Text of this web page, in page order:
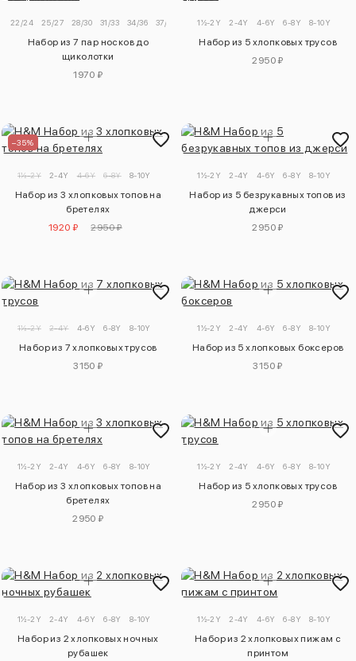
22/24 25/27 28/30 31/33 34/36 37/39
Набор из 7 пар носков до
щиколотки
1970 ₽
1½-2Y 2-4Y 4-6Y 6-8Y 8-10Y
Набор из 5 хлопковых трусов
2950 ₽
–35%
1½-2Y 2-4Y 4-6Y 6-8Y 8-10Y
Набор из 3 хлопковых топов на
бретелях
1920 ₽
2950 ₽
1½-2Y 2-4Y 4-6Y 6-8Y 8-10Y
Набор из 5 безрукавных топов из
джерси
2950 ₽
1½-2Y 2-4Y 4-6Y 6-8Y 8-10Y
Набор из 7 хлопковых трусов
3150 ₽
1½-2Y 2-4Y 4-6Y 6-8Y 8-10Y
Набор из 5 хлопковых боксеров
3150 ₽
1½-2Y 2-4Y 4-6Y 6-8Y 8-10Y
Набор из 3 хлопковых топов на
бретелях
2950 ₽
1½-2Y 2-4Y 4-6Y 6-8Y 8-10Y
Набор из 5 хлопковых трусов
2950 ₽
1½-2Y 2-4Y 4-6Y 6-8Y 8-10Y
Набор из 2 хлопковых ночных
рубашек
1½-2Y 2-4Y 4-6Y 6-8Y 8-10Y
Набор из 2 хлопковых пижам с
принтом